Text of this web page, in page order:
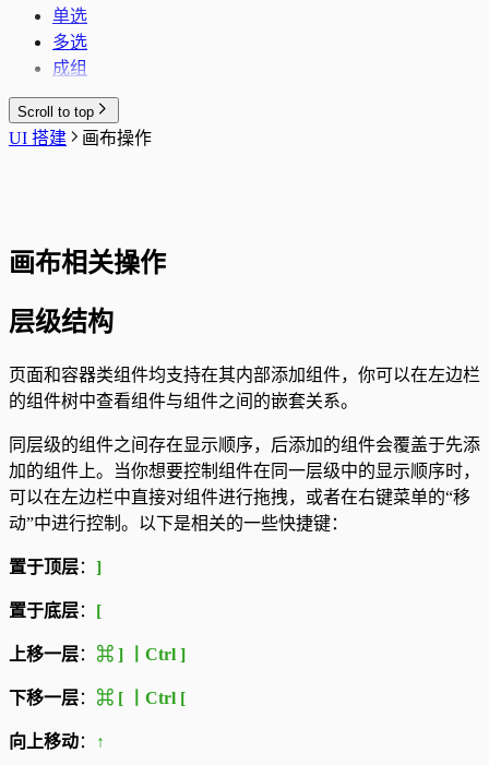
单选
多选
成组
Scroll to top
UI 搭建 画布操作
画布相关操作
层级结构
页面和容器类组件均支持在其内部添加组件，你可以在左边栏
的组件树中查看组件与组件之间的嵌套关系。
同层级的组件之间存在显示顺序，后添加的组件会覆盖于先添
加的组件上。当你想要控制组件在同一层级中的显示顺序时，
可以在左边栏中直接对组件进行拖拽，或者在右键菜单的“移
动”中进行控制。以下是相关的一些快捷键：
置于顶层： ]
置于底层： [
上移一层： ⌘ ] 丨Ctrl ]
下移一层： ⌘ [ 丨Ctrl [
向上移动： ↑